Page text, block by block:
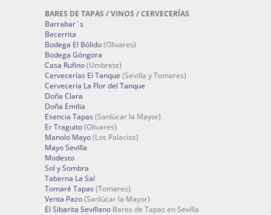
BARES DE TAPAS / VINOS / CERVECERÍAS
Barrabar´s
Becerrita
Bodega El Bólido(Olivares)
Bodega Góngora
Casa Rufino(Umbrete)
Cervecerías El Tanque (Sevilla y Tomares)
Cervecería La Flor del Tanque
Doña Clara
Doña Emilia
Esencia Tapas (Sanlúcar la Mayor)
Er Traguito(Olivares)
Manolo Mayo(Los Palacios)
Mayo Sevilla
Modesto
Sol y Sombra
Taberna La Sal
Tomaré Tapas (Tomares)
Venta Pazo(Sanlúcar la Mayor)
El Sibarita Sevillano Bares de Tapas en Sevilla